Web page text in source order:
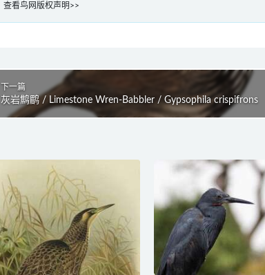
查看鸟网版权声明>>
下一篇
灰岩鹪鹛 / Limestone Wren-Babbler / Gypsophila crispifrons